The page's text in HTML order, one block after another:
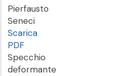
Pierfausto
Seneci
Scarica
PDF
Specchio
deformante